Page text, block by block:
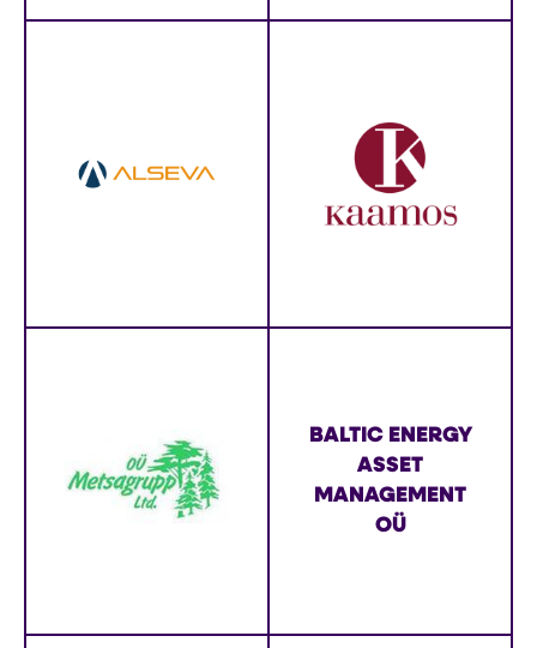
PRIIT LEPASEPP
OÜ InMyOpinion
BALTIC ENERGY
ASSET
MANAGEMENT
OÜ